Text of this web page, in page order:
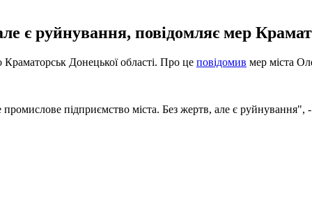
є руйнування, повідомляє мер
Краматорськ Донецької області. Про це повідомив мер міста
підприємство міста. Без жертв, але є руйнування",